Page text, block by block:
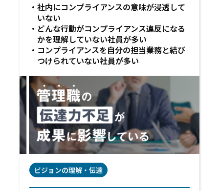
社内にコンプライアンスの意味が浸透して
いない
どんな行動がコンプライアンス違反になる
かを理解していない社員が多い
コンプライアンスを自分の担当業務と結び
つけられていない社員が多い
ビジョンの理解・伝達